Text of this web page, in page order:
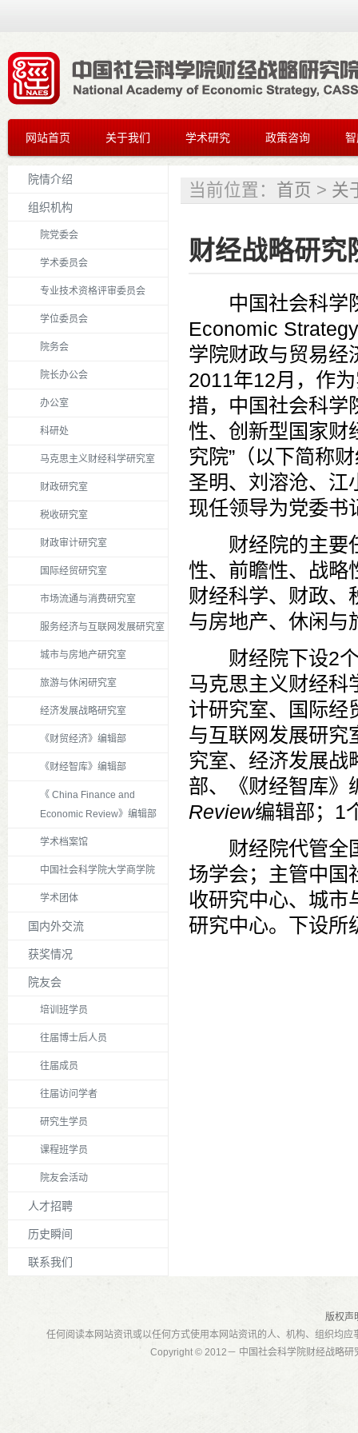
网站首页 关于我们 学术研究 政策咨询
院情介绍
组织机构
院党委会
学术委员会
专业技术资格评审委员会
学位委员会
院务会
院长办公会
办公室
科研处
马克思主义财经科学研究室
财政研究室
税收研究室
财政审计研究室
国际经贸研究室
市场流通与消费研究室
服务经济与互联网发展研究室
城市与房地产研究室
旅游与休闲研究室
经济发展战略研究室
《财贸经济》编辑部
《财经智库》编辑部
《 China Finance and
Economic Review》编辑部
学术档案馆
中国社会科学院大学商学院
学术团体
国内外交流
获奖情况
院友会
培训班学员
往届博士后人员
往届成员
往届访问学者
研究生学员
课程班学员
院友会活动
人才招聘
历史瞬间
联系我们
当前位置： 首页 > 关
财经战略研究
中国社会科学
Economic S
学院财政与贸易经
2011年12月 ， 作
措，中国社会科学
性、创新型国家财
究院”（以下简称
圣明、刘溶沧、江
现任领导为党委书
财经院的主要
性、前瞻性、战略
财经科学、财政、
与房地产、休闲与
财经院下设2
马克思主义财经科
计研究室、国际经
与互联网发展研究
究室、经济发展战
部、《财经智库》
Review编辑部； 1
财经院代管全
场学会；主管中国
收研究中心、城市
研究中心。下设所
版权声
任何阅读本网站资讯或以任何方式使用本网站资讯的人、机构、组织均应
Copyright © 2012－ 中国社会科学院财经战略